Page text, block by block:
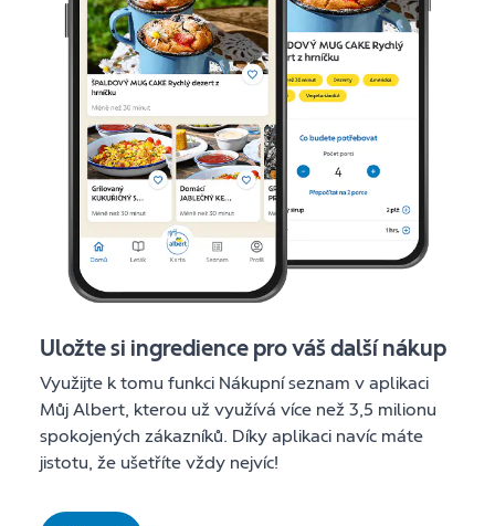
Uložte si ingredience pro váš další nákup
Využijte k tomu funkci Nákupní seznam v aplikaci
Můj Albert, kterou už využívá více než 3,5 milionu
spokojených zákazníků. Díky aplikaci navíc máte
jistotu, že ušetříte vždy nejvíc!